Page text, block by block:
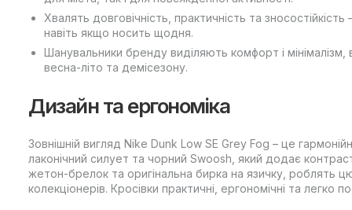
Хвалять довговічність, практичність та
навіть якщо носить щодня.
Шанувальники бренду виділяють комфорт і
весна-літо та демісезону.
Дизайн та ергономіка
Зовнішній вигляд Nike Dunk Low SE Grey Fog – це
лаконічний силует та чорний Swoosh, який додає
жетон-брелок та оригінальна бирка на язичку,
колекціонерів. Кросівки практичні, ергономічні та